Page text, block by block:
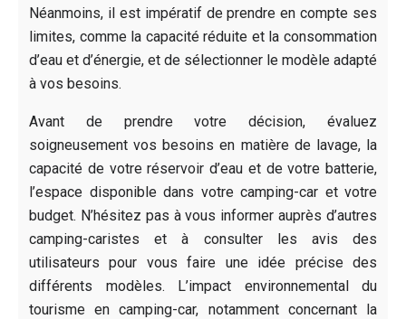
Néanmoins, il est impératif de prendre en compte ses
limites, comme la capacité réduite et la consommation
d’eau et d’énergie, et de sélectionner le modèle adapté
à vos besoins.
Avant de prendre votre décision, évaluez
soigneusement vos besoins en matière de lavage, la
capacité de votre réservoir d’eau et de votre batterie,
l’espace disponible dans votre camping-car et votre
budget. N’hésitez pas à vous informer auprès d’autres
camping-caristes et à consulter les avis des
utilisateurs pour vous faire une idée précise des
différents modèles. L’impact environnemental du
tourisme en camping-car, notamment concernant la